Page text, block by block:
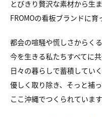
とびきり贅沢な素材から生
FROMOの看板ブランドに育
都会の喧騒や慌しさからく
今を生きる私たちすべてに共
日々の暮らしで蓄積してい
優しく取り除き、そっと補
ここ沖縄でつくられています